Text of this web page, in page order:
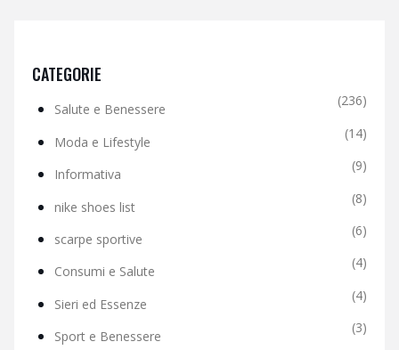
CATEGORIE
Salute e Benessere
(236)
Moda e Lifestyle
(14)
Informativa
(9)
nike shoes list
(8)
scarpe sportive
(6)
Consumi e Salute
(4)
Sieri ed Essenze
(4)
Sport e Benessere
(3)